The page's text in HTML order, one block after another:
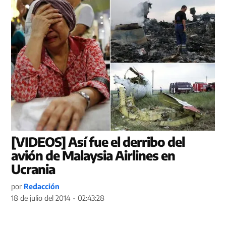
[VIDEOS] Así fue el derribo del
avión de Malaysia Airlines en
Ucrania
por Redacción
18 de julio del 2014 - 02:43:28